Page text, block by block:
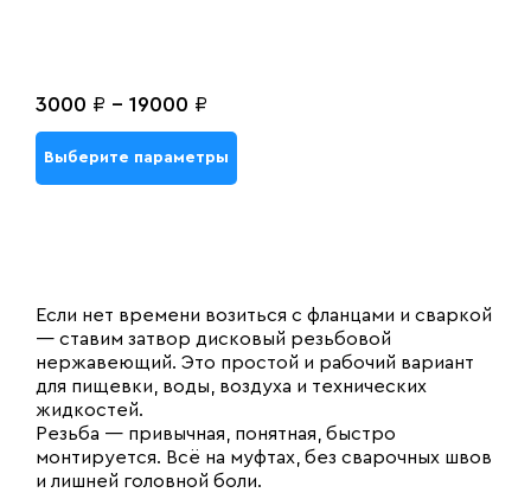
3000 ₽ - 19000 ₽
Выберите параметры
Если нет времени возиться с фланцами и сваркой
— ставим затвор дисковый резьбовой
нержавеющий. Это простой и рабочий вариант
для пищевки, воды, воздуха и технических
жидкостей.
Резьба — привычная, понятная, быстро
монтируется. Всё на муфтах, без сварочных швов
и лишней головной боли.